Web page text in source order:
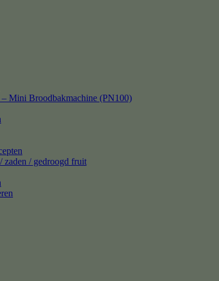
Mini Broodbakmachine (PN100)
zaden / gedroogd fruit